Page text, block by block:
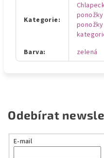
Kategorie:
Barva: zelená
Odebírat
E-mail